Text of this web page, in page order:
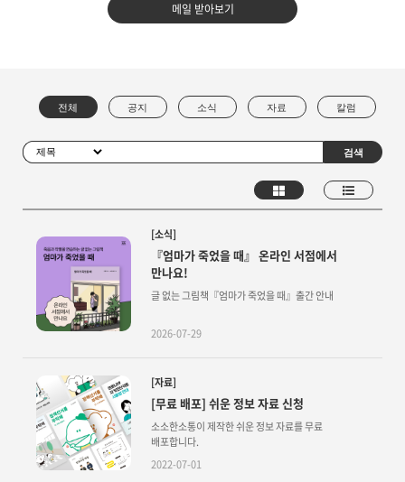
메일 받아보기
[소식]
『엄마가 죽었을 때』 온라인 서점에서
만나요!
글 없는 그림책『엄마가 죽었을 때』출간 안내
2026-07-29
[자료]
[무료 배포] 쉬운 정보 자료 신청
소소한소통이 제작한 쉬운 정보 자료를 무료
배포합니다.
2022-07-01